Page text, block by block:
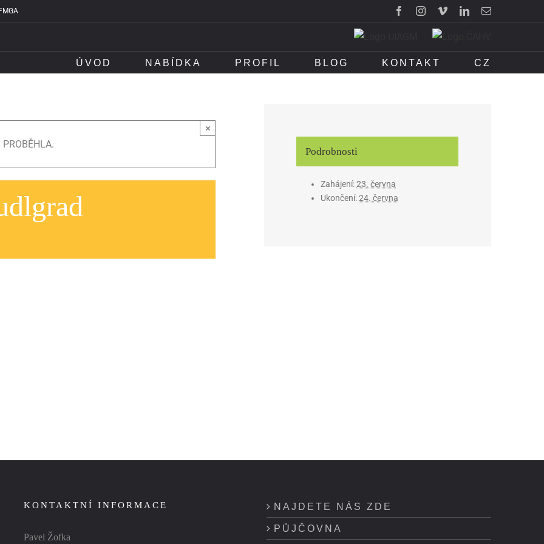
FacebookInstagram
VimeoLinkedIn
E-
mail
ÚVOD NABÍDKA PROFIL BLOG KONTAKT CZ
×
Podrobnosti
Zahájení: 23. června
Ukončení: 24. června
KONTAKTNÍ INFORMACE
Pavel Žofka
NAJDETE NÁS ZDE
PŮJČOVNA